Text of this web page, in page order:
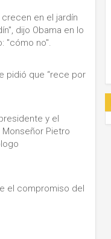
en el jardín
dijo Obama en lo
"cómo no".
pidió que “rece por
y el
Pietro
el compromiso del